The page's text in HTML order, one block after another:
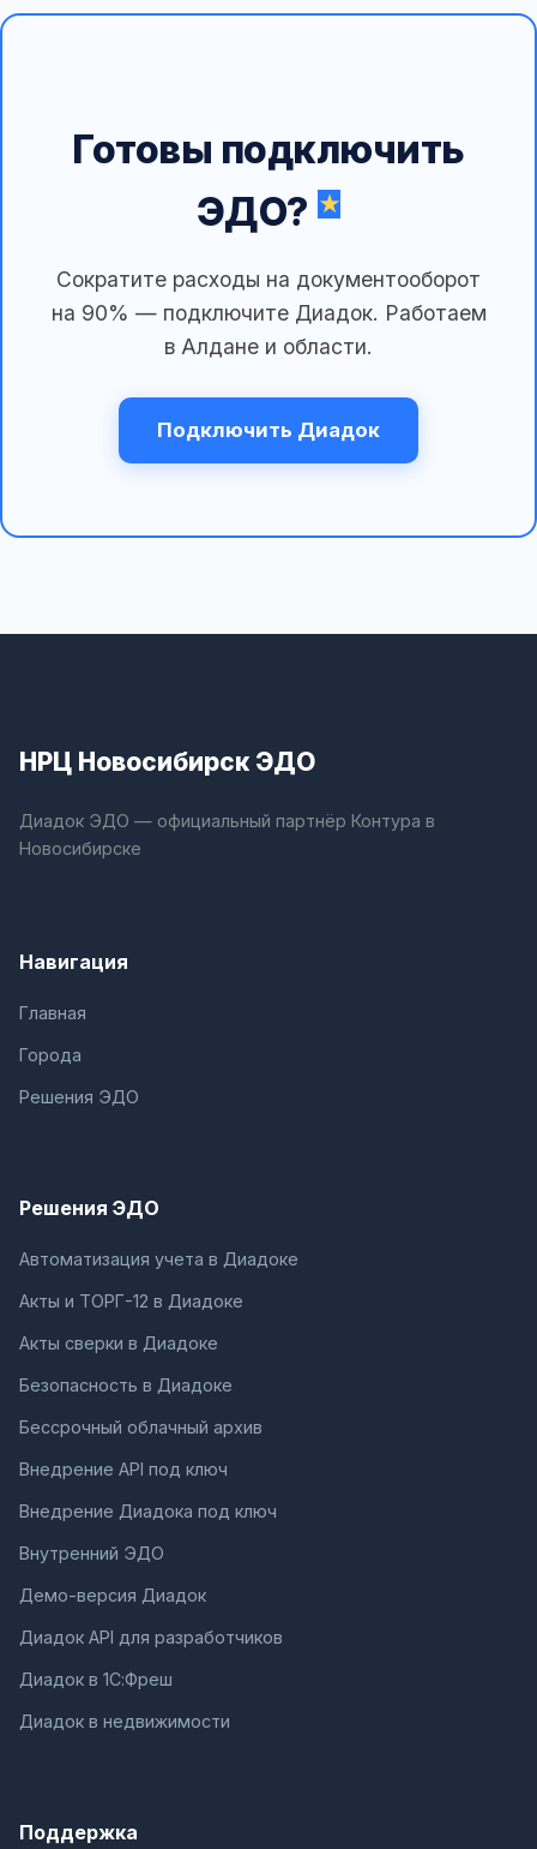
Готовы подключить
ЭДО?
Сократите расходы на документооборот
на 90% — подключите Диадок. Работаем
в Алдане и области.
Подключить Диадок
НРЦ Новосибирск ЭДО
Диадок ЭДО — официальный партнёр Контура в
Новосибирске
Навигация
Главная
Города
Решения ЭДО
Решения ЭДО
Автоматизация учета в Диадоке
Акты и ТОРГ-12 в Диадоке
Акты сверки в Диадоке
Безопасность в Диадоке
Бессрочный облачный архив
Внедрение API под ключ
Внедрение Диадока под ключ
Внутренний ЭДО
Демо-версия Диадок
Диадок API для разработчиков
Диадок в 1С:Фреш
Диадок в недвижимости
Поддержка